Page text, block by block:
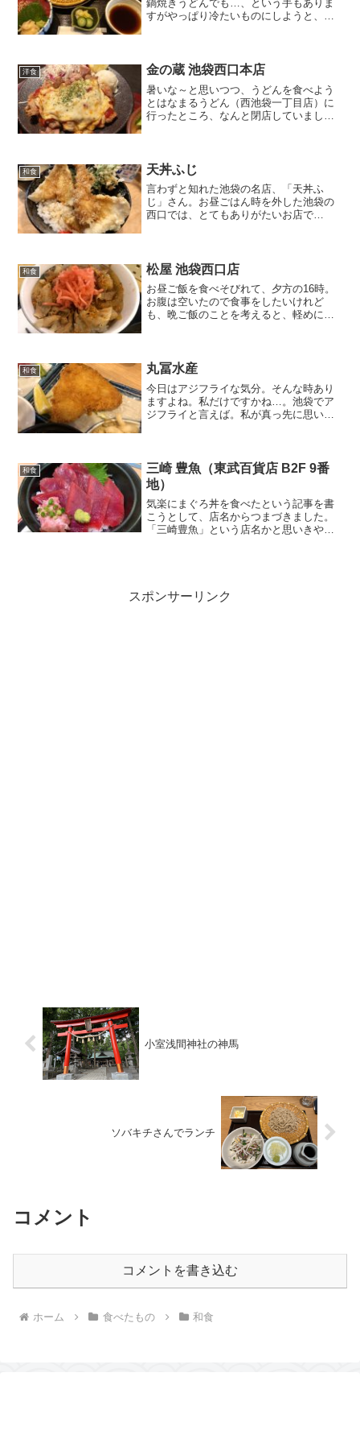
鍋焼きうどんでも…、という手もありま
すがやっぱり冷たいものにしようと、西
営業していました。コロナ...
洋食 金の蔵 池袋西口本店
暑いな～と思いつつ、うどんを食べよう
とはなまるうどん（西池袋一丁目店）に
行ったところ、なんと閉店していまし
居酒屋ランチを食べることにし...
和食 天丼ふじ
言わずと知れた池袋の名店、「天丼ふ
じ」さん。お昼ごはん時を外した池袋の
西口では、とてもありがたいお店で
てなかなか入店できずにおりまし...
和食 松屋 池袋西口店
お昼ご飯を食べそびれて、夕方の16時。
お腹は空いたので食事をしたいけれど
も、晩ご飯のことを考えると、軽めにし
せんか？（私は結構ありま...
和食 丸冨水産
今日はアジフライな気分。そんな時あり
ますよね。私だけですかね…。池袋でア
ジフライと言えば。私が真っ先に思い浮
れます。丸...
和食
三崎 豊魚（東武百貨店 B2F 9番
地）
気楽にまぐろ丼を食べたという記事を書
こうとして、店名からつまづきました。
「三崎豊魚」という店名かと思いきや、
スポンサーリンク
小室浅間神社の神馬
ソバキチさんでランチ
コメント
コメントを書き込む
ホーム 食べたもの 和食